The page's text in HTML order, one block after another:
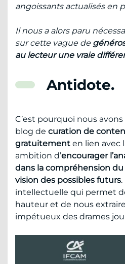
angoissants actualisés en
Il nous a alors paru
sur cette vague de
au lecteur une vraie
Antidote.
C’est pourquoi nous
blog de curation de
gratuitement en lien avec
ambition d’encourager
dans la compréhension
vision des possibles futurs
intellectuelle qui permet
hauteur et de nous
impétueux des drames